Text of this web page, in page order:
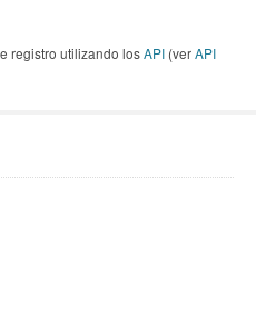
registro utilizando losAPI (verAPI